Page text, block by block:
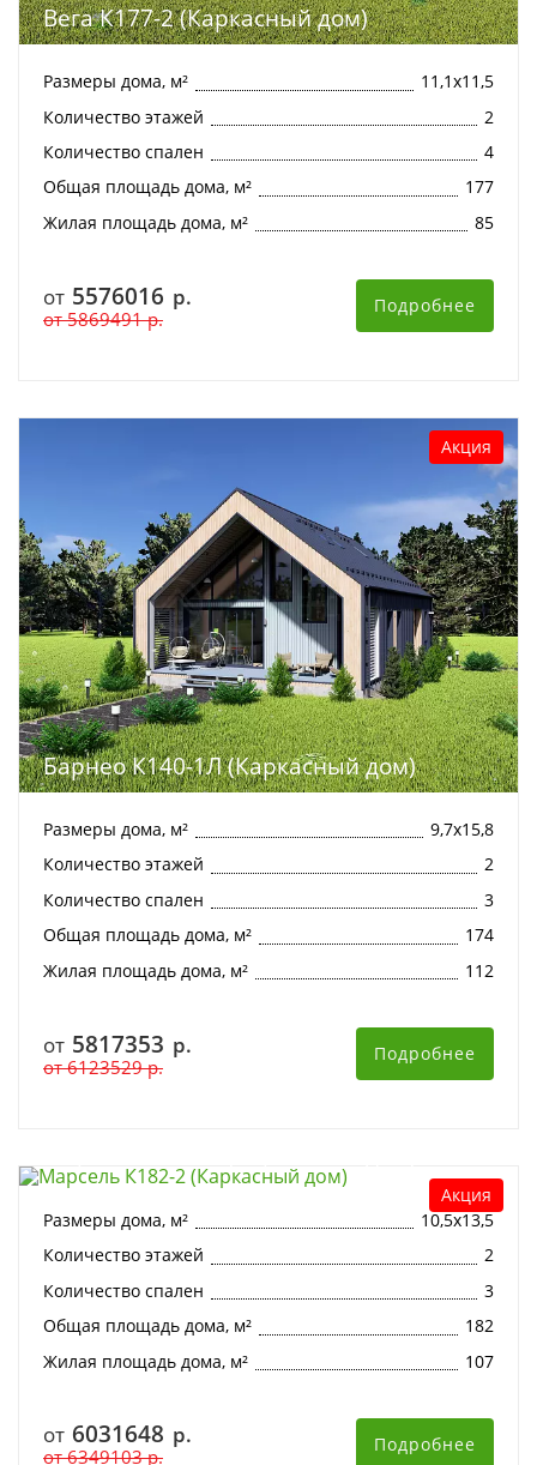
Вега К177-2 (Каркасный дом)
Размеры дома, м²
11,1х11,5
Количество этажей
2
Количество спален
4
Общая площадь дома, м²
177
Жилая площадь дома, м²
85
от 5576016 р.
от5869491р.
Подробнее
Барнео К140-1Л (Каркасный дом)
Акция
Размеры дома, м²
9,7х15,8
Количество этажей
2
Количество спален
3
Общая площадь дома, м²
174
Жилая площадь дома, м²
112
от 5817353 р.
от6123529р.
Подробнее
Акция
Размеры дома, м²
10,5х13,5
Количество этажей
2
Количество спален
3
Общая площадь дома, м²
182
Жилая площадь дома, м²
107
от 6031648 р.
от6349103р.
Подробнее